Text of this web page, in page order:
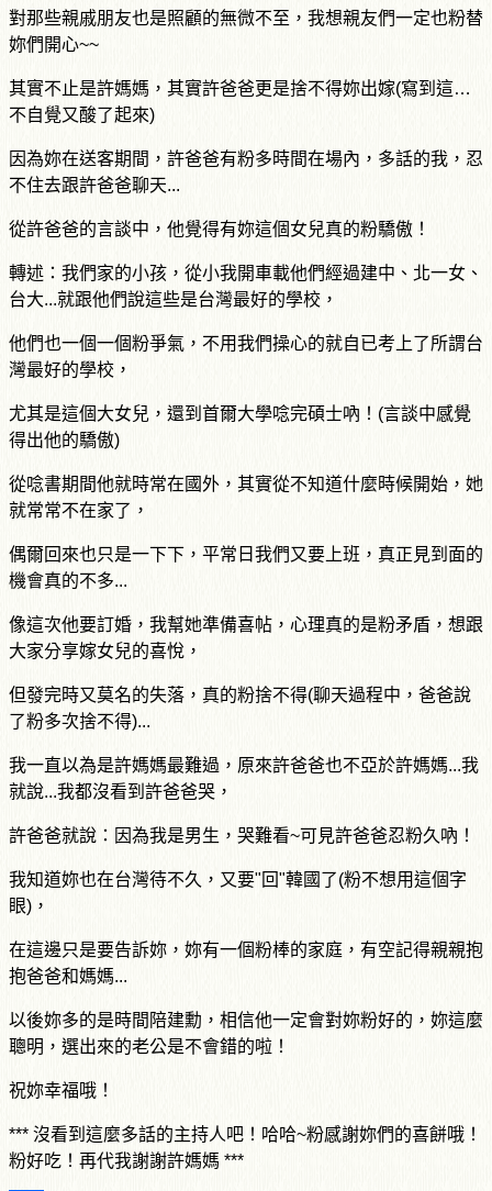
對那些親戚朋友也是照顧的無微不至，我想親友們一定也粉替
妳們開心~~
其實不止是許媽媽，其實許爸爸更是捨不得妳出嫁(寫到這…
不自覺又酸了起來)
因為妳在送客期間，許爸爸有粉多時間在場內，多話的我，忍
不住去跟許爸爸聊天...
從許爸爸的言談中，他覺得有妳這個女兒真的粉驕傲！
轉述：我們家的小孩，從小我開車載他們經過建中、北一女、
台大...就跟他們說這些是台灣最好的學校，
他們也一個一個粉爭氣，不用我們操心的就自已考上了所謂台
灣最好的學校，
尤其是這個大女兒，還到首爾大學唸完碩士吶！ (言談中感覺
得出他的驕傲)
從唸書期間他就時常在國外，其實從不知道什麼時候開始，她
就常常不在家了，
偶爾回來也只是一下下，平常日我們又要上班，真正見到面的
機會真的不多...
像這次他要訂婚，我幫她準備喜帖，心理真的是粉矛盾，想跟
大家分享嫁女兒的喜悅，
但發完時又莫名的失落，真的粉捨不得(聊天過程中，爸爸說
了粉多次捨不得)...
我一直以為是許媽媽最難過，原來許爸爸也不亞於許媽媽...我
就說...我都沒看到許爸爸哭，
許爸爸就說：因為我是男生，哭難看~可見許爸爸忍粉久吶！
我知道妳也在台灣待不久，又要"回"韓國了(粉不想用這個字
眼) ，
在這邊只是要告訴妳，妳有一個粉棒的家庭，有空記得親親抱
抱爸爸和媽媽...
以後妳多的是時間陪建勳，相信他一定會對妳粉好的，妳這麼
聰明，選出來的老公是不會錯的啦！
祝妳幸福哦！
*** 沒看到這麼多話的主持人吧！哈哈~粉感謝妳們的喜餅哦！
粉好吃！再代我謝謝許媽媽 ***